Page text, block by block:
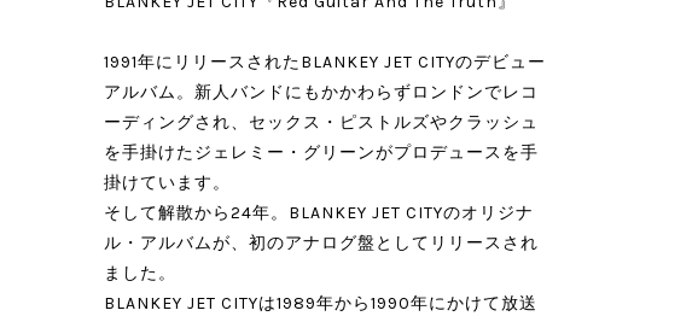
1991年にリリースされたBLANKEY JET CITYのデビュー
アルバム。新人バンドにもかかわらずロンドンでレコ
ーディングされ、セックス・ピストルズやクラッシュ
を手掛けたジェレミー・グリーンがプロデュースを手
掛けています。
そして解散から24年。BLANKEY JET CITYのオリジナ
ル・アルバムが、初のアナログ盤としてリリースされ
ました。
BLANKEY JET CITYは1989年から1990年にかけて放送